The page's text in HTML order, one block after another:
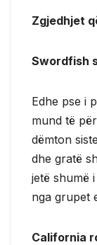
Zgjedhjet
Swordfish
Edhe pse i
mund të
dëmton
dhe gratë
jetë shumë
nga grupet
California